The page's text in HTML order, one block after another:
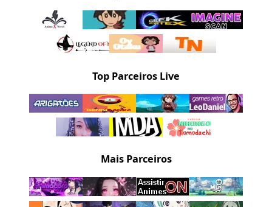
Top Parceiros Live
Mais Parceiros